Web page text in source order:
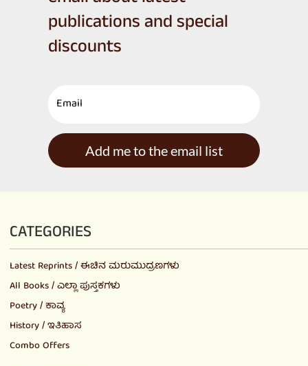
publications and special
discounts
Add me to the email list
CATEGORIES
Latest Reprints / ಈಚಿನ ಮರುಮುದ್ರಣಗಳು
All Books / ಎಲ್ಲಾ ಪುಸ್ತಕಗಳು
Poetry / ಕಾವ್ಯ
History / ಇತಿಹಾಸ
Combo Offers